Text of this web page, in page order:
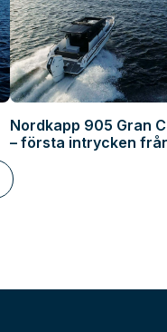
Nordkapp 905 Gran
– första intrycken